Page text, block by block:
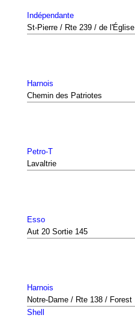
Indépendante
St-Pierre / Rte 239 / de l'Église
Harnois
Chemin des Patriotes
Petro-T
Lavaltrie
Esso
Aut 20 Sortie 145
Harnois
Notre-Dame / Rte 138 / Forest
Shell